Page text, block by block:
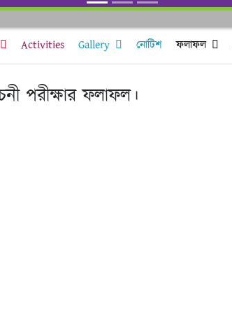
Activities Gallery নোটিশ ফলাফল
পরীক্ষার ফলাফল।